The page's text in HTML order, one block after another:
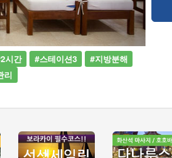
시간 #스테이션3
#지방분해
리